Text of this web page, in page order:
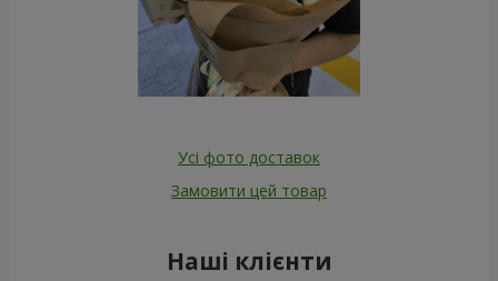
Усі фото доставок
Замовити цей товар
Наші клієнти